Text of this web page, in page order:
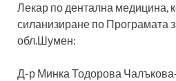
Лекар по дентална медицина,
силанизиране по Програмата
обл.Шумен:
Д-р Минка Тодорова